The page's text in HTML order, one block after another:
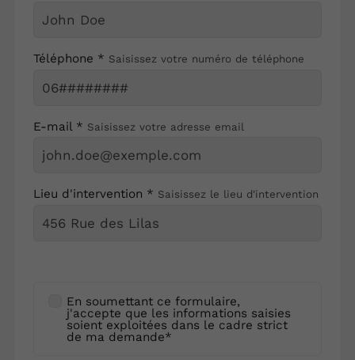
Téléphone * Saisissez votre numéro de téléphone
E-mail * Saisissez votre adresse email
Lieu d'intervention * Saisissez le lieu d'intervention
En soumettant ce formulaire,
j'accepte que les informations saisies
soient exploitées dans le cadre strict
de ma demande*